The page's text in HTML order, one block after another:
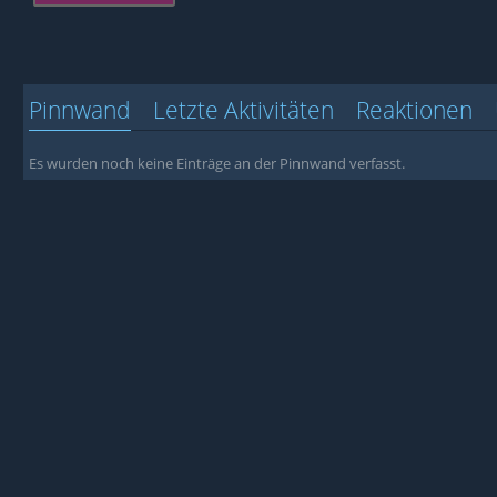
Pinnwand Letzte Aktivitäten Reaktionen
Es wurden noch keine Einträge an der Pinnwand verfasst.